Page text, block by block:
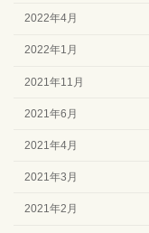
2022年4月
2022年1月
2021年11月
2021年6月
2021年4月
2021年3月
2021年2月